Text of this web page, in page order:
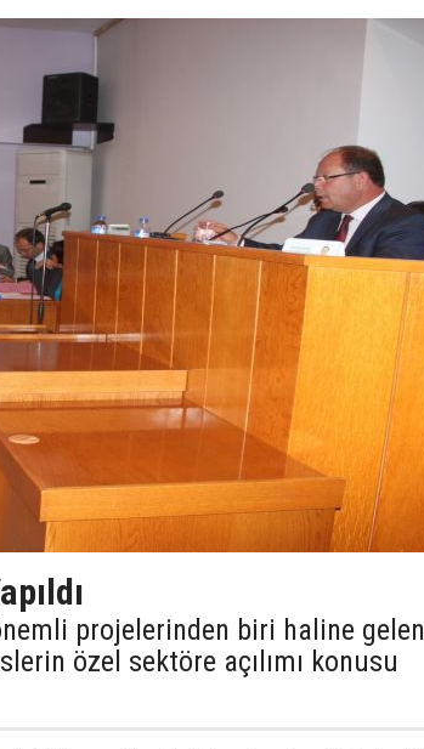
projelerinden biri haline gelen
özel sektöre açılımı konusu